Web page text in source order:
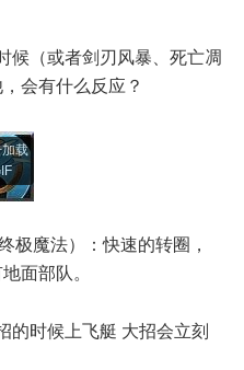
候（或者剑刃风暴、死亡凋
会有什么反应？
载
极魔法）：快速的转圈，
面部队。
的时候上飞艇 大招会立刻